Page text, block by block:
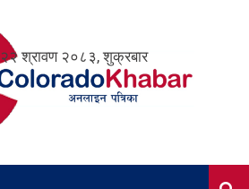
२२ श्रावण २०८३, शुक्रबार